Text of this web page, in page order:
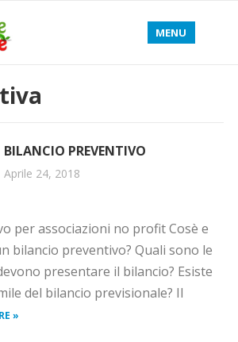
MENU
BILANCIO PREVENTIVO
Aprile 24, 2018
per associazioni no profit Cosè e
bilancio preventivo? Quali sono le
presentare il bilancio? Esiste
del bilancio previsionale? Il
»